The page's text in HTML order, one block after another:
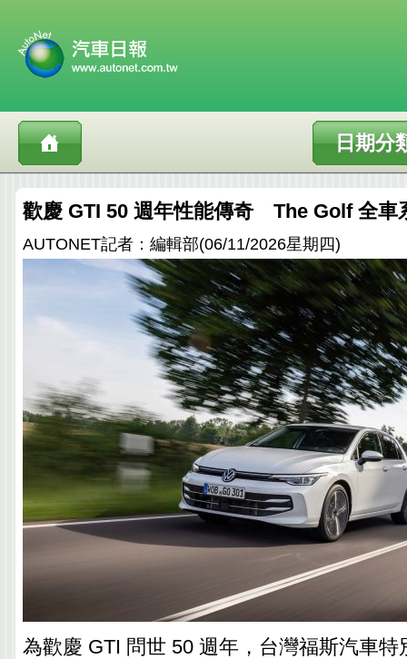
日期分
歡慶 GTI 50 週年性能傳奇 The Golf 全車
AUTONET記者：編輯部(06/11/2026星期四)
為歡慶 GTI 問世 50 週年，台灣福斯汽車特